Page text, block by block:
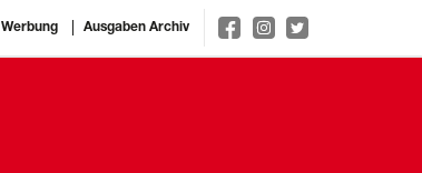
Werbung Ausgaben Archiv